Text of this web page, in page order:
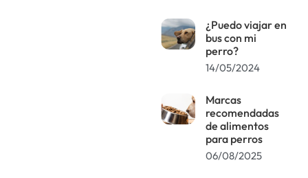
¿Puedo viajar en
bus con mi
perro?
14/05/2024
Marcas
recomendadas
de alimentos
para perros
06/08/2025